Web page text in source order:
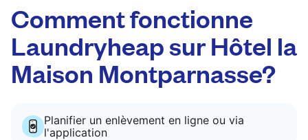
Comment fonctionne
Laundryheap sur Hôtel la
Maison Montparnasse?
Planifier un enlèvement en ligne ou via
l'application